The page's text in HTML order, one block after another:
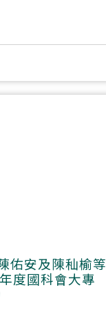
佑安及陳秈榆等
度國科會大專